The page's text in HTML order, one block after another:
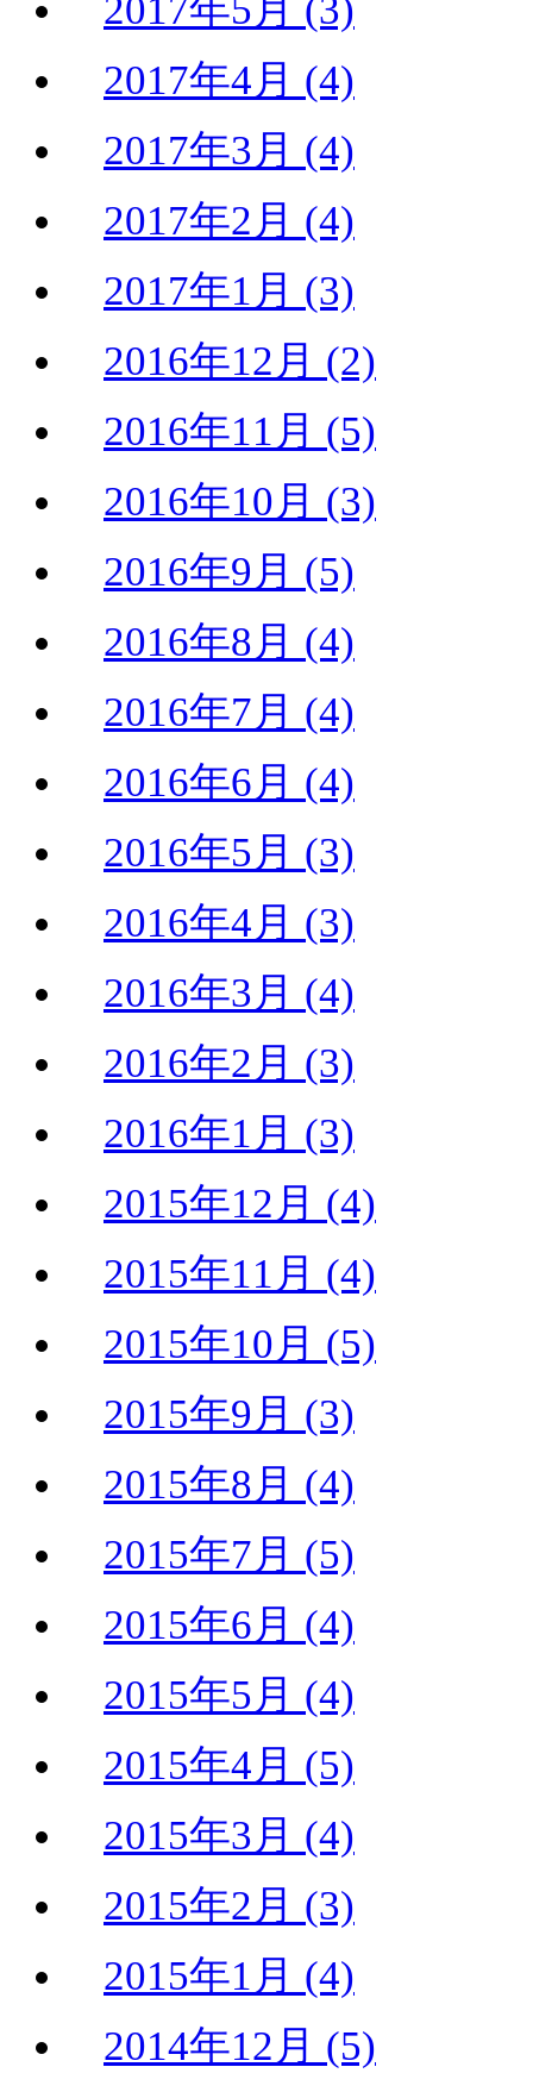
2017年5月 (3)
2017年4月 (4)
2017年3月 (4)
2017年2月 (4)
2017年1月 (3)
2016年12月 (2)
2016年11月 (5)
2016年10月 (3)
2016年9月 (5)
2016年8月 (4)
2016年7月 (4)
2016年6月 (4)
2016年5月 (3)
2016年4月 (3)
2016年3月 (4)
2016年2月 (3)
2016年1月 (3)
2015年12月 (4)
2015年11月 (4)
2015年10月 (5)
2015年9月 (3)
2015年8月 (4)
2015年7月 (5)
2015年6月 (4)
2015年5月 (4)
2015年4月 (5)
2015年3月 (4)
2015年2月 (3)
2015年1月 (4)
2014年12月 (5)